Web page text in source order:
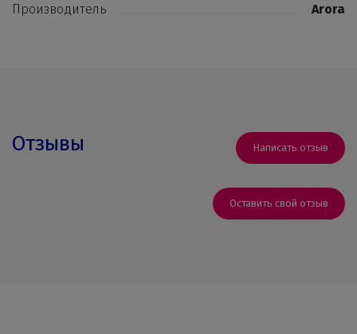
Производитель Arora
Отзывы Написать отзыв
Оставить свой отзыв